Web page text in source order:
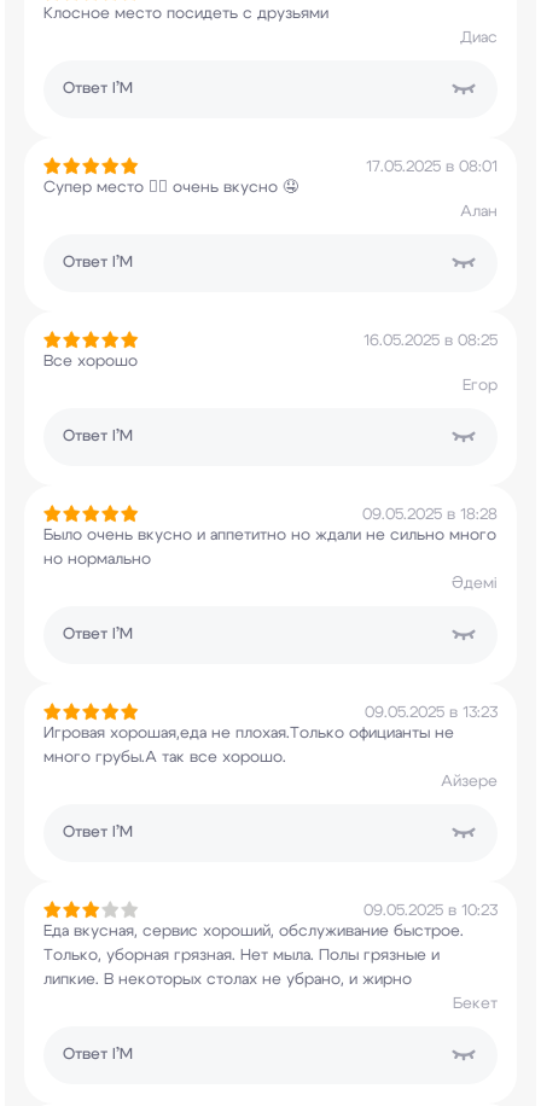
Клосное место посидеть с друзьями
Диас
Ответ I’M
17.05.2025 в 08:01
Супер место 👍🏼 очень вкусно 🤤
Алан
Ответ I’M
16.05.2025 в 08:25
Все хорошо
Егор
Ответ I’M
09.05.2025 в 18:28
Было очень вкусно и аппетитно но ждали не сильно много
но нормально
Әдемі
Ответ I’M
09.05.2025 в 13:23
Игровая хорошая,еда не плохая.Только официанты не
много грубы.А так все хорошо.
Айзере
Ответ I’M
09.05.2025 в 10:23
Еда вкусная, сервис хороший, обслуживание быстрое.
Только, уборная грязная. Нет мыла. Полы грязные и
липкие. В некоторых столах не убрано, и жирно
Бекет
Ответ I’M